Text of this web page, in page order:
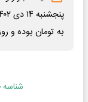
به تومان بوده و
شناسه